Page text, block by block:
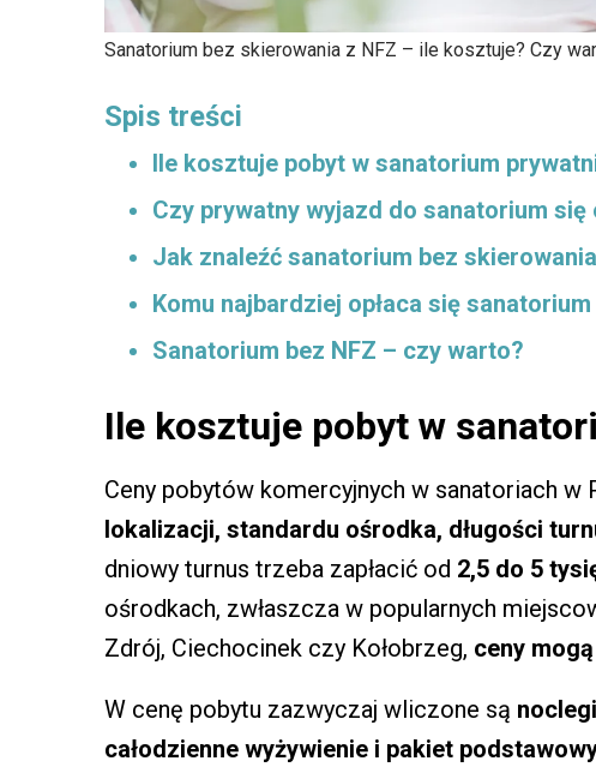
Sanatorium bez skierowania z NFZ – ile kosztuje? Czy
Spis treści
Ile kosztuje pobyt w sanatorium
Czy prywatny wyjazd do sanatorium się
Jak znaleźć sanatorium bez
Komu najbardziej opłaca się
Sanatorium bez NFZ – czy warto?
Ile kosztuje pobyt w
Ceny pobytów komercyjnych w sanatoriach w
lokalizacji, standardu ośrodka, długości
dniowy turnus trzeba zapłacić od 2,5 do 5
ośrodkach, zwłaszcza w popularnych
Zdrój, Ciechocinek czy Kołobrzeg, ceny
W cenę pobytu zazwyczaj wliczone są
całodzienne wyżywienie i pakiet